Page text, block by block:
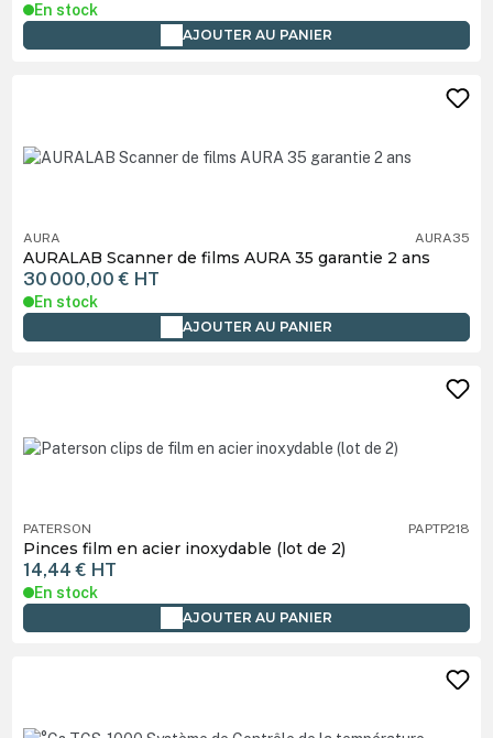
En stock
AJOUTER AU PANIER
AURA AURA35
AURALAB Scanner de films AURA 35 garantie 2 ans
30 000,00 € HT
En stock
AJOUTER AU PANIER
PATERSON PAPTP218
Pinces film en acier inoxydable (lot de 2)
14,44 € HT
En stock
AJOUTER AU PANIER